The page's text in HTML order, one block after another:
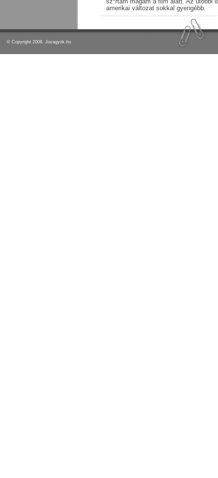
sz*rtam magam a film alatt. Az utóbbi
amerikai változat sokkal gyengébb.
© Copyright 2008. Jovagyok.hu